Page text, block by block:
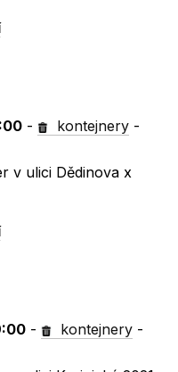
- kontejnery -
v ulici Dědinova x
- kontejnery -